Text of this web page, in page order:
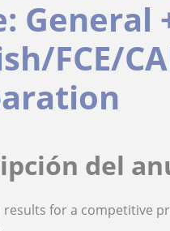
General
FCE/
del
for a competitive